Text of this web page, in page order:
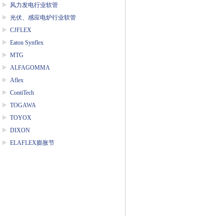
风力发电行业软管
光伏、感应电炉行业软管
CJFLEX
Eaton Synflex
MTG
ALFAGOMMA
Aflex
ContiTech
TOGAWA
TOYOX
DIXON
ELAFLEX膨胀节